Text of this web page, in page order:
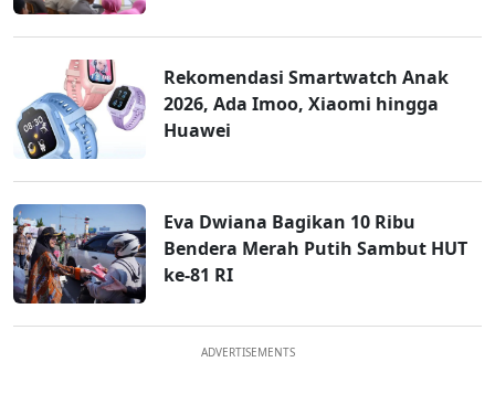
Rekomendasi Smartwatch Anak
2026, Ada Imoo, Xiaomi hingga
Huawei
Eva Dwiana Bagikan 10 Ribu
Bendera Merah Putih Sambut HUT
ke-81 RI
ADVERTISEMENTS